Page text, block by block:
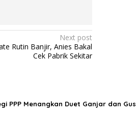
Next post
Rutin Banjir, Anies Bakal
Cek Pabrik Sekitar
PPP Menangkan Duet Ganjar dan Gus